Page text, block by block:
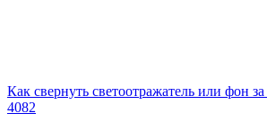
Как свернуть светоотражатель или фон
4082